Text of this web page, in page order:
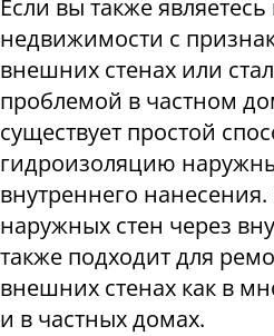
Если вы также
недвижимости с
внешних стенах или
проблемой в частном
существует простой
гидроизоляцию
внутреннего
наружных стен через
также подходит для
внешних стенах как в
и в частных домах.